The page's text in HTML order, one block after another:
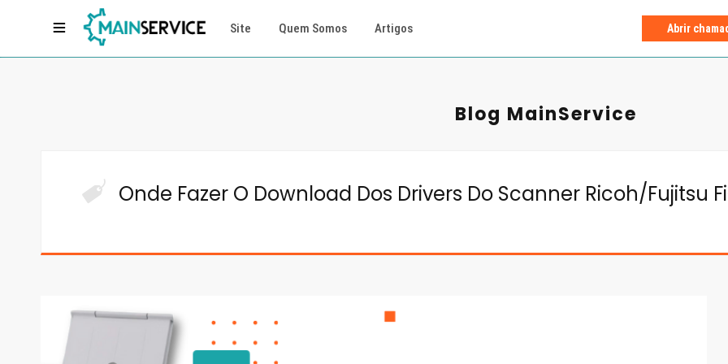
Site Quem Somos Artigos Abrir
Blog MainService
Onde Fazer O Download Dos Drivers Do Scanner Ricoh/Fujitsu